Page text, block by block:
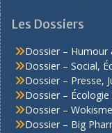
Les Dossiers
Dossier – Humour
Dossier – Social,
Dossier – Presse,
Dossier –
Dossier –
Dossier – Big